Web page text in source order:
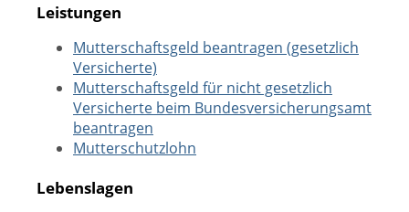
Leistungen
Mutterschaftsgeld beantragen (gesetzlich
Versicherte)
Mutterschaftsgeld für nicht gesetzlich
Versicherte beim Bundesversicherungsamt
beantragen
Mutterschutzlohn
Lebenslagen